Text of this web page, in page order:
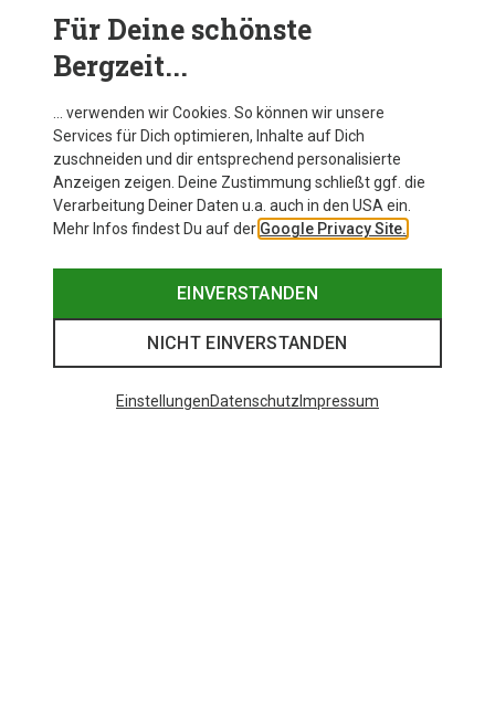
BEKLEIDUNG
Für Deine schönste
Bergzeit...
… verwenden wir Cookies. So können wir unsere
Services für Dich optimieren, Inhalte auf Dich
zuschneiden und dir entsprechend personalisierte
Anzeigen zeigen. Deine Zustimmung schließt ggf. die
Verarbeitung Deiner Daten u.a. auch in den USA ein.
Mehr Infos findest Du auf der Google Privacy Site.
EINVERSTANDEN
NICHT EINVERSTANDEN
EinstellungenDatenschutz Impressum